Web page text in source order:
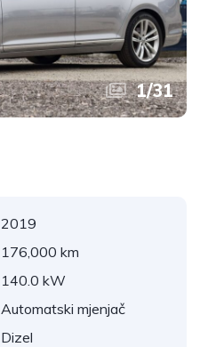
1/31
2019
176,000 km
140.0 kW
Automatski mjenjač
Dizel